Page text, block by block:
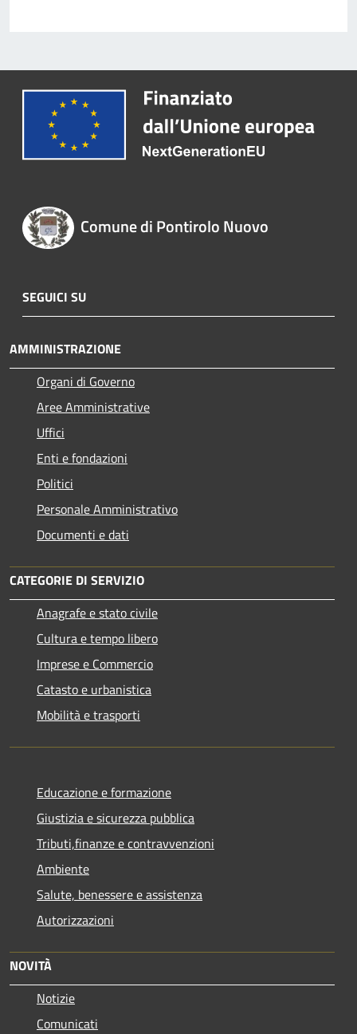
Comune di Pontirolo Nuovo
SEGUICI SU
AMMINISTRAZIONE
Organi di Governo
Aree Amministrative
Uffici
Enti e fondazioni
Politici
Personale Amministrativo
Documenti e dati
CATEGORIE DI SERVIZIO
Anagrafe e stato civile
Cultura e tempo libero
Imprese e Commercio
Catasto e urbanistica
Mobilità e trasporti
Educazione e formazione
Giustizia e sicurezza pubblica
Tributi,finanze e contravvenzioni
Ambiente
Salute, benessere e assistenza
Autorizzazioni
NOVITÀ
Notizie
Comunicati